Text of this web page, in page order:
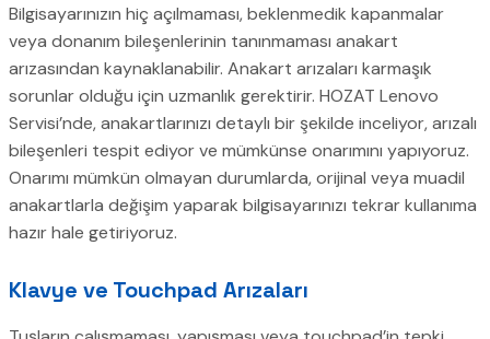
Bilgisayarınızın hiç açılmaması, beklenmedik kapanmalar
veya donanım bileşenlerinin tanınmaması anakart
arızasından kaynaklanabilir. Anakart arızaları karmaşık
sorunlar olduğu için uzmanlık gerektirir. HOZAT Lenovo
Servisi’nde, anakartlarınızı detaylı bir şekilde inceliyor, arızalı
bileşenleri tespit ediyor ve mümkünse onarımını yapıyoruz.
Onarımı mümkün olmayan durumlarda, orijinal veya muadil
anakartlarla değişim yaparak bilgisayarınızı tekrar kullanıma
hazır hale getiriyoruz.
Klavye ve Touchpad Arızaları